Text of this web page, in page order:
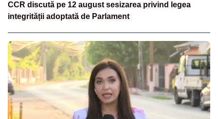
CCR discută pe 12 august sesizarea privind legea
integrității adoptată de Parlament